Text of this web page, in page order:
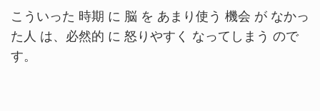
こういった 時期 に 脳 を あまり使う 機会 が なかっ
た人 は、必然的 に 怒りやすく なってしまう ので
す。